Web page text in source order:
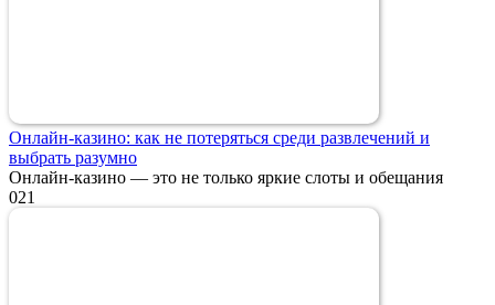
Онлайн-казино: как не потеряться среди развлечений и
выбрать разумно
Онлайн-казино — это не только яркие слоты и обещания
021